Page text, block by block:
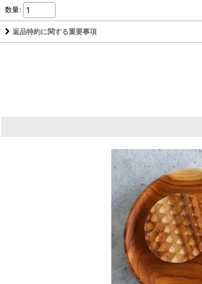
数量:
返品特約に関する重要事項